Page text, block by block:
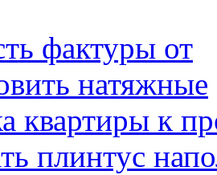
фактуры от
натяжные
квартиры к
плинтус